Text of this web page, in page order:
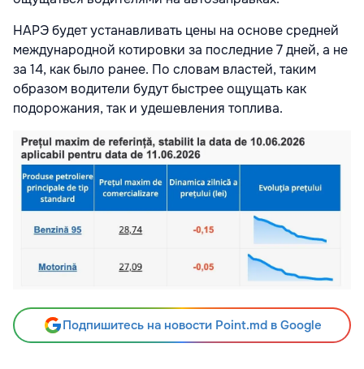
НАРЭ будет устанавливать цены на основе средней
международной котировки за последние 7 дней, а не
за 14, как было ранее. По словам властей, таким
образом водители будут быстрее ощущать как
подорожания, так и удешевления топлива.
Подпишитесь на новости Point.md в Google